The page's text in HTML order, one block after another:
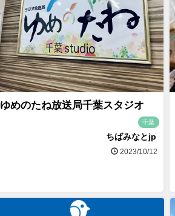
ゆめのたね放送局千葉スタジオ
千葉
ちばみなとjp
2023/10/12